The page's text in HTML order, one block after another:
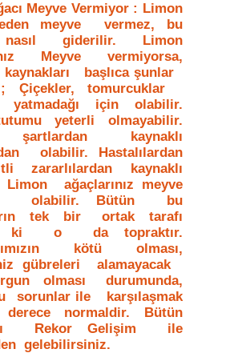
Meyve Vermiyor : Limon
meyve vermez, bu
giderilir. Limon
Meyve vermiyorsa,
başlıca şunlar
Çiçekler, tomurcuklar
yatmadağı için olabilir.
yeterli olmayabilir.
kaynaklı
olabilir. Hastalılardan
zararlılardan kaynaklı
ağaçlarınız meyve
olabilir. Bütün bu
tek bir ortak tarafı
ki o da topraktır.
kötü olması,
gübreleri alamayacak
olması durumunda,
sorunlar ile karşılaşmak
normaldir. Bütün
Rekor Gelişim ile
gelebilirsiniz.